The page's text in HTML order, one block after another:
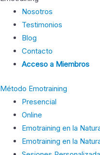
Nosotros
Testimonios
Blog
Contacto
Acceso a Miembros
Método Emotraining
Presencial
Online
Emotraining en la
Emotraining en la